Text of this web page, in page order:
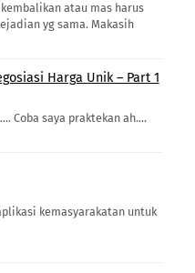
atau mas harus
yg sama. Makasih
Harga Unik – Part 1
Coba saya praktekan ah....
kemasyarakatan untuk